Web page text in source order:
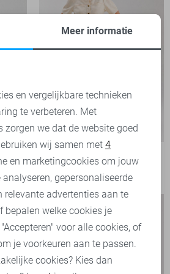
-50%
Harper & Yve Jumpsuit
Meer informatie
en vergelijkbare technieken
te verbeteren. Met
zorgen we dat de website goed
wij samen met 4
en marketingcookies om jouw
gepersonaliseerde
relevante advertenties aan te
bepalen welke cookies je
voor alle cookies, of
je voorkeuren aan te passen.
cookies? Kies dan